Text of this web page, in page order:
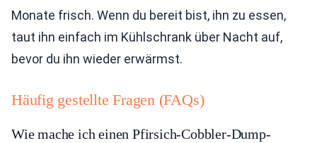
Monate frisch. Wenn du bereit bist, ihn zu essen,
taut ihn einfach im Kühlschrank über Nacht auf,
bevor du ihn wieder erwärmst.
Häufig gestellte Fragen (FAQs)
Wie mache ich einen Pfirsich-Cobbler-Dump-